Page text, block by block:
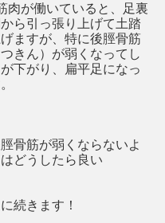
肉が働いていると、足裏
ら引っ張り上げて土踏
ますが、特に後脛骨筋
つきん）が弱くなってし
下がり、扁平足になっ
骨筋が弱くならないよ
どうしたら良い
続きます！